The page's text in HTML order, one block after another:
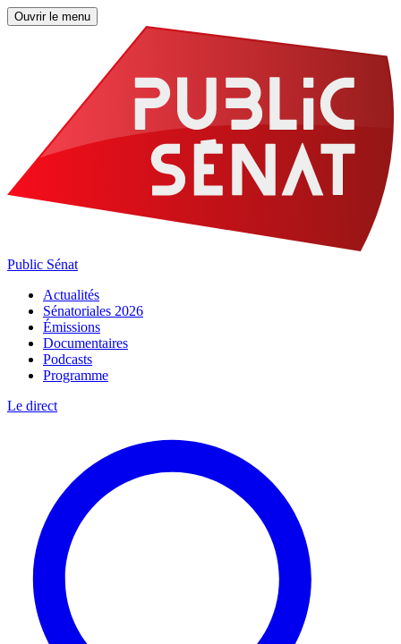
Ouvrir le menu
Public Sénat
Actualités
Sénatoriales 2026
Émissions
Documentaires
Podcasts
Programme
Le direct